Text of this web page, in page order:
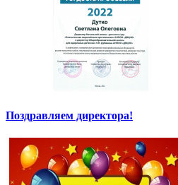
Поздравляем директора!